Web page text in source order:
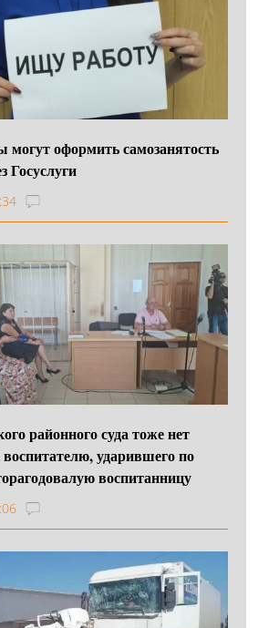
оформить самозанятость
Госуслуги
районного суда тоже нет
воспитателю, ударившего по
воспитанницу